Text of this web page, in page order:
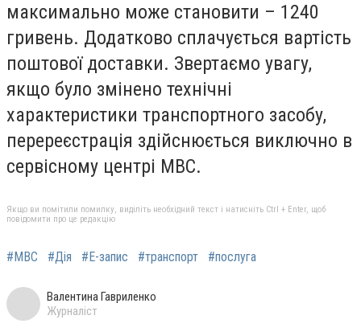
максимально може становити – 1240
гривень. Додатково сплачується вартість
поштової доставки. Звертаємо увагу,
якщо було змінено технічні
характеристики транспортного засобу,
перереєстрація здійснюється виключно в
сервісному центрі МВС.
Якщо ви помітили помилку, виділіть необхідний текст і натисніть Ctrl + Enter, щоб
повідомити про це редакцію
#МВС #Дія #Е-запис #транспорт #послуга
Валентина Гавриленко
Журналіст